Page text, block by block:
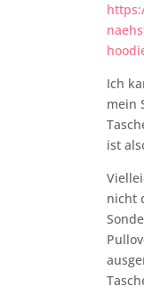
Ich
mein
ist
nicht